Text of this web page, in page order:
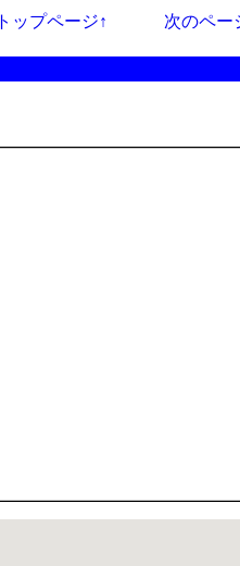
トップページ↑ 次のペ